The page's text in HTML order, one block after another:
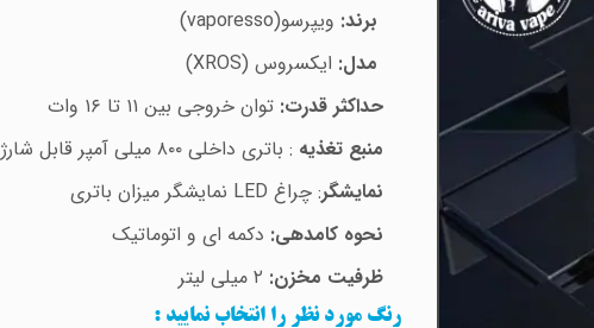
برند: ویپرسو(vaporesso)
مدل: ایکسروس (XROS)
حداکثر قدرت: توان خروجی بین ۱۱ تا ۱۶ وات
منبع تغذیه : باتری داخلی ۸۰۰ میلی آمپر قابل شارژ
نمایشگر: چراغ LED نمایشگر میزان باتری
نحوه کامدهی: دکمه ای و اتوماتیک
ظرفیت مخزن: ۲ میلی لیتر
رنگ مورد نظر را انتخاب نمایید :